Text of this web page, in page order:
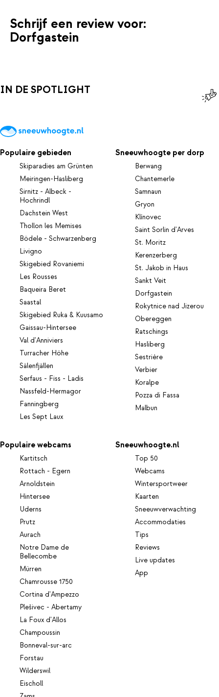
Schrijf een review voor:
Dorfgastein
IN DE SPOTLIGHT
Populaire gebieden
Skiparadies am Grünten
Meiringen-Hasliberg
Sirnitz - Albeck -
Hochrindl
Dachstein West
Thollon les Memises
Bödele - Schwarzenberg
Livigno
Skigebied Rovaniemi
Les Rousses
Baqueira Beret
Saastal
Skigebied Ruka & Kuusamo
Gaissau-Hintersee
Val d'Anniviers
Turracher Höhe
Sälenfjällen
Serfaus - Fiss - Ladis
Nassfeld-Hermagor
Fanningberg
Les Sept Laux
Sneeuwhoogte per dorp
Berwang
Chantemerle
Samnaun
Gryon
Klínovec
Saint Sorlin d'Arves
St. Moritz
Kerenzerberg
St. Jakob in Haus
Sankt Veit
Dorfgastein
Rokytnice nad Jizerou
Obereggen
Ratschings
Hasliberg
Sestrière
Verbier
Koralpe
Pozza di Fassa
Malbun
Populaire webcams
Kartitsch
Rottach - Egern
Arnoldstein
Hintersee
Uderns
Prutz
Aurach
Notre Dame de
Bellecombe
Mürren
Chamrousse 1750
Cortina d'Ampezzo
Plešivec - Abertamy
La Foux d'Allos
Champoussin
Bonneval-sur-arc
Forstau
Wilderswil
Eischoll
Sneeuwhoogte.nl
Top 50
Webcams
Wintersportweer
Kaarten
Sneeuwverwachting
Accommodaties
Tips
Reviews
Live updates
App